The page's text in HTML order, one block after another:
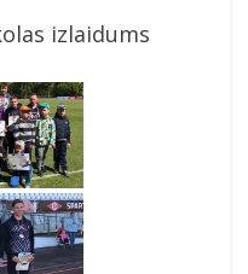
izlaidums